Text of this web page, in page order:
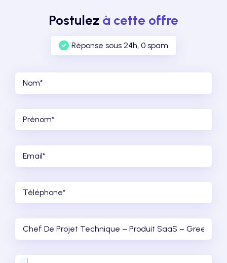
Postulez à cette offre
Réponse sous 24h, 0 spam